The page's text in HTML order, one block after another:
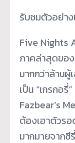
รับชมตัวอย่าง
Five Nights
ภาคล่าสุดขอ
มากกว่าล้านผู้
เป็น “เกรกอ
Fazbear’s
ต้องเอาตัวร
มากมายจากซี